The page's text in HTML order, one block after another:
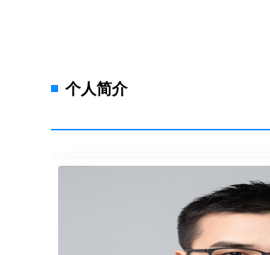
绘画者去思考、去解释，
体验空间，调色是来访的
具体语言，画纸是来访的
靠在、架在咨询室的沙发
所有言语、非言语信息。
都是茫然的，更不要说要
个人简介